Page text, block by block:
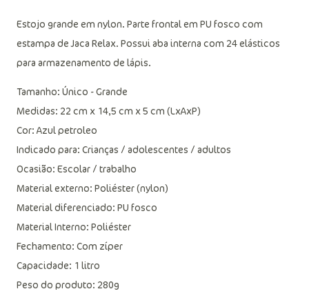
Estojo grande em nylon. Parte frontal em PU fosco com
estampa de Jaca Relax. Possui aba interna com 24 elásticos
para armazenamento de lápis.
Tamanho: Único - Grande
Medidas: 22 cm x 14,5 cm x 5 cm (LxAxP)
Cor: Azul petroleo
Indicado para: Crianças / adolescentes / adultos
Ocasião: Escolar / trabalho
Material externo: Poliéster (nylon)
Material diferenciado: PU fosco
Material Interno: Poliéster
Fechamento: Com zíper
Capacidade: 1 litro
Peso do produto: 280g